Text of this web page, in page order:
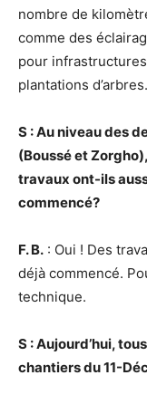
nombre de
comme des
pour
plantations
S : Au niveau des
(Boussé et
travaux ont-ils
commencé?
F. B. : Oui ! Des
déjà commencé.
technique.
S : Aujourd’hui,
chantiers du 11-